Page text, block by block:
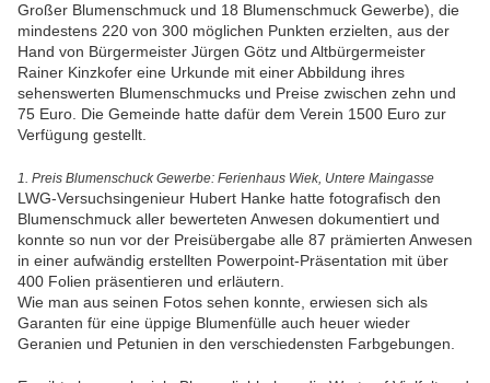
Großer Blumenschmuck und 18 Blumenschmuck Gewerbe), die
mindestens 220 von 300 möglichen Punkten erzielten, aus der
Hand von Bürgermeister Jürgen Götz und Altbürgermeister
Rainer Kinzkofer eine Urkunde mit einer Abbildung ihres
sehenswerten Blumenschmucks und Preise zwischen zehn und
75 Euro. Die Gemeinde hatte dafür dem Verein 1500 Euro zur
Verfügung gestellt.
1. Preis Blumenschuck Gewerbe: Ferienhaus Wiek, Untere Maingasse
LWG-Versuchsingenieur Hubert Hanke hatte fotografisch den
Blumenschmuck aller bewerteten Anwesen dokumentiert und
konnte so nun vor der Preisübergabe alle 87 prämierten Anwesen
in einer aufwändig erstellten Powerpoint-Präsentation mit über
400 Folien präsentieren und erläutern.
Wie man aus seinen Fotos sehen konnte, erwiesen sich als
Garanten für eine üppige Blumenfülle auch heuer wieder
Geranien und Petunien in den verschiedensten Farbgebungen.